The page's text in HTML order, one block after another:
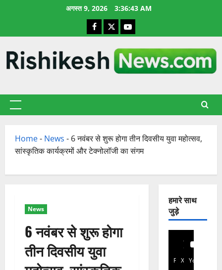
अगस्त 9, 2026 3:36:44 AM
Facebook
X YouTube
प्राथमिक
Home- News - 6 नवंबर से शुरू होगा तीन दिवसीय युवा महोत्सव,
सांस्कृतिक कार्यक्रमों और टेक्नोलॉजी का संगम
News
6 नवंबर से शुरू होगा
तीन दिवसीय युवा
हमारे साथ
जुड़े
Facebook
X YouTube